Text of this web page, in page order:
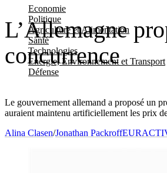
Economie
Politique
Agriculture et Alimentation
Santé
Technologies
Energie, Environnement et Transport
Défense
L’Allemagne
concurrence
Le gouvernement allemand a proposé un
auraient maintenu artificiellement les prix
Alina Clasen/Jonathan Packroff